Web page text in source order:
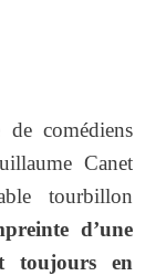
comédiens
Canet
tourbillon
d’une
toujours en